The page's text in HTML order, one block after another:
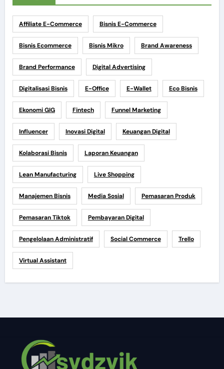
Affiliate E-Commerce Bisnis E-Commerce
Bisnis Ecommerce Bisnis Mikro Brand Awareness
Brand Performance Digital Advertising
Digitalisasi Bisnis E-Office E-Wallet Eco Bisnis
Ekonomi GIG Fintech Funnel Marketing
Influencer Inovasi Digital Keuangan Digital
Kolaborasi Bisnis Laporan Keuangan
Lean Manufacturing Live Shopping
Manajemen Bisnis Media Sosial Pemasaran Produk
Pemasaran Tiktok Pembayaran Digital
Pengelolaan Administratif Social Commerce Trello
Virtual Assistant